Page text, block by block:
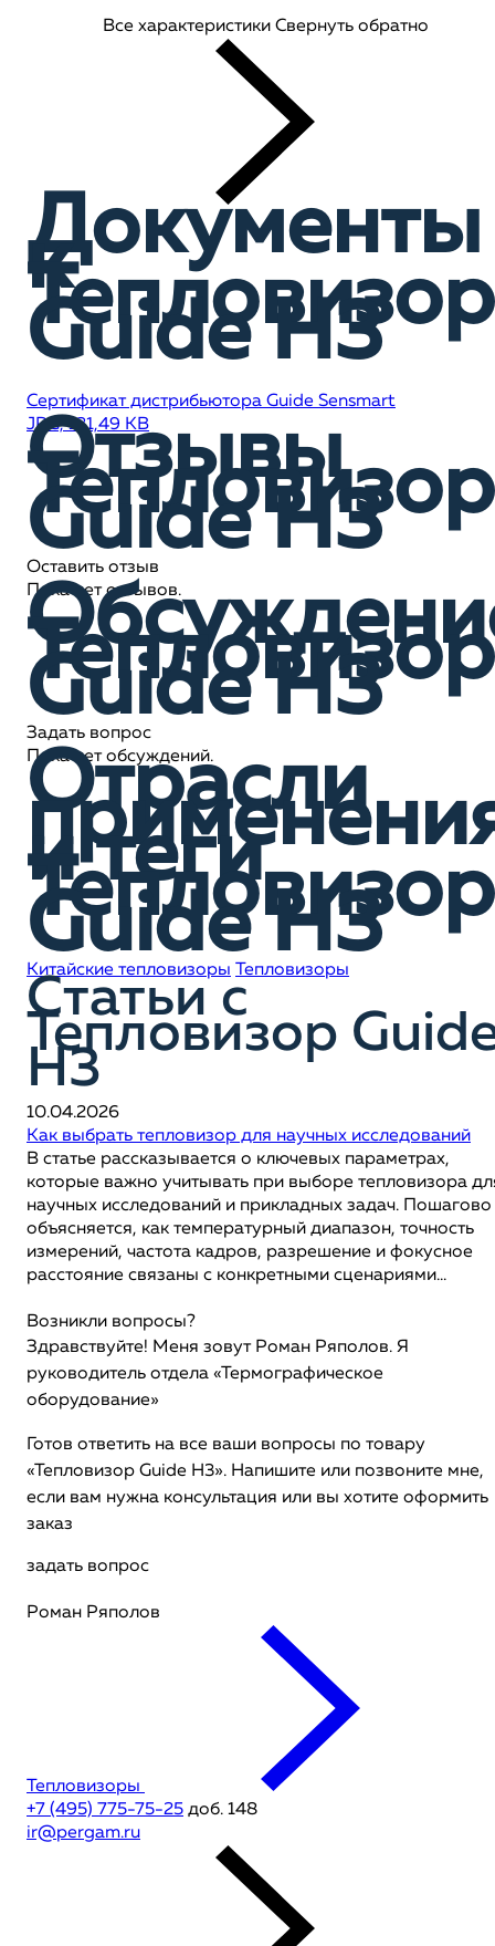
Все характеристики Свернуть обратно
Документы
к
Тепловизор
Guide H3
Сертификат дистрибьютора Guide Sensmart
JPG, 131,49 KB
Отзывы
Тепловизор
Guide H3
Оставить отзыв
Пока нет отзывов.
Тепловизор
Guide H3
Задать вопрос
Пока нет обсуждений.
Отрасли
и теги
Тепловизор
Guide H3
Китайские тепловизоры Тепловизоры
Статьи c
Тепловизор
H3
10.04.2026
Как выбрать тепловизор для научных исследований
В статье рассказывается о ключевых параметрах,
которые важно учитывать при выборе тепловизора
научных исследований и прикладных задач. Пошагово
объясняется, как температурный диапазон, точность
измерений, частота кадров, разрешение и фокусное
расстояние связаны с конкретными сценариями...
Возникли вопросы?
Здравствуйте! Меня зовут Роман Ряполов. Я
руководитель отдела «Термографическое
оборудование»
Готов ответить на все ваши вопросы по товару
«Тепловизор Guide H3». Напишите или позвоните мне,
если вам нужна консультация или вы хотите оформить
заказ
задать вопрос
Роман Ряполов
Тепловизоры
+7 (495) 775-75-25 доб. 148
ir@pergam.ru